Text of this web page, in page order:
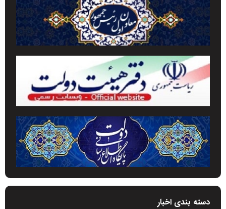
دسته بندی اخبار